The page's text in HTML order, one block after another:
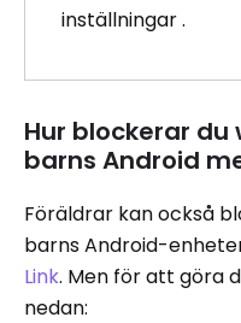
inställningar .
Hur blockerar
barns Android
Föräldrar kan också
barns Android-
Link. Men för att göra
nedan: